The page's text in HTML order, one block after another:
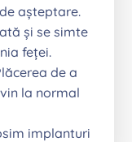
așteptare.
și se simte
feței.
de a
la normal
implanturi